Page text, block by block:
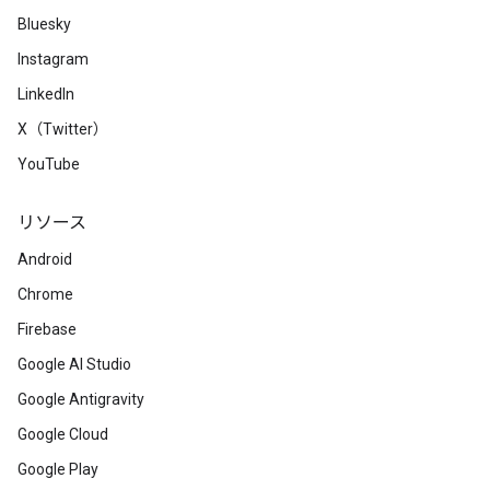
Bluesky
Instagram
LinkedIn
X（Twitter）
YouTube
リソース
Android
Chrome
Firebase
Google AI Studio
Google Antigravity
Google Cloud
Google Play